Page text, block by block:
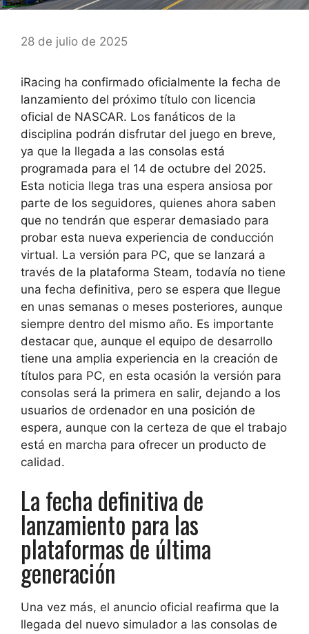
28 de julio de 2025
iRacing ha confirmado oficialmente la fecha de
lanzamiento del próximo título con licencia
oficial de NASCAR. Los fanáticos de la
disciplina podrán disfrutar del juego en breve,
ya que la llegada a las consolas está
programada para el 14 de octubre del 2025.
Esta noticia llega tras una espera ansiosa por
parte de los seguidores, quienes ahora saben
que no tendrán que esperar demasiado para
probar esta nueva experiencia de conducción
virtual. La versión para PC, que se lanzará a
través de la plataforma Steam, todavía no tiene
una fecha definitiva, pero se espera que llegue
en unas semanas o meses posteriores, aunque
siempre dentro del mismo año. Es importante
destacar que, aunque el equipo de desarrollo
tiene una amplia experiencia en la creación de
títulos para PC, en esta ocasión la versión para
consolas será la primera en salir, dejando a los
usuarios de ordenador en una posición de
espera, aunque con la certeza de que el trabajo
está en marcha para ofrecer un producto de
calidad.
La fecha definitiva de
lanzamiento para las
plataformas de última
generación
Una vez más, el anuncio oficial reafirma que la
llegada del nuevo simulador a las consolas de